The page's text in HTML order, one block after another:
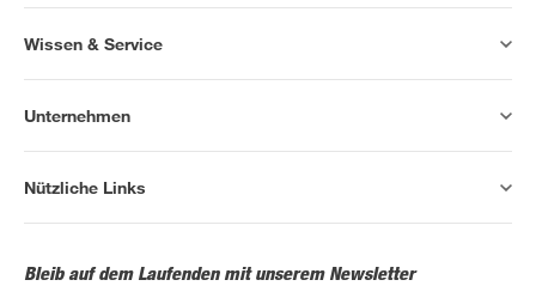
Wissen & Service
Unternehmen
Nützliche Links
Bleib auf dem Laufenden mit unserem Newsletter